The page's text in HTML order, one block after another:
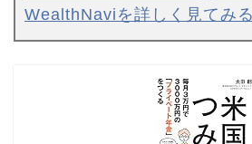
WealthNaviを詳しく見てみる